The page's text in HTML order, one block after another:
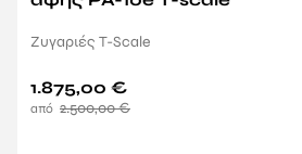
Ζυγαριές T-Scale
2.500,00€
1.875,00 €